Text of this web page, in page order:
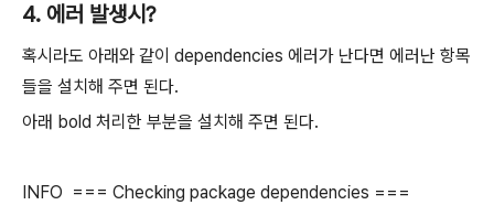
4. 에러 발생시?
혹시라도 아래와 같이 dependencies 에러가 난다면 에러난 항목
들을 설치해 주면 된다.
아래 bold 처리한 부분을 설치해 주면 된다.
INFO === Checking package dependencies ===